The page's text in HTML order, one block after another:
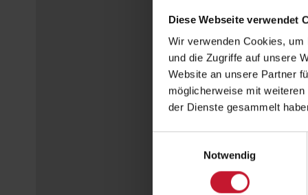
Diese Webseite verwendet
Wir verwenden Cookies,
und die Zugriffe auf unsere
Website an unsere Partner
möglicherweise mit
der Dienste gesammelt
Notwendig